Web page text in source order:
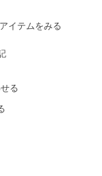
る
イテムをみる